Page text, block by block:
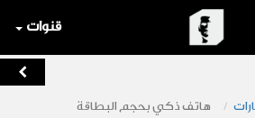
قنوات
هاتف ذكي بحجم البطاقة